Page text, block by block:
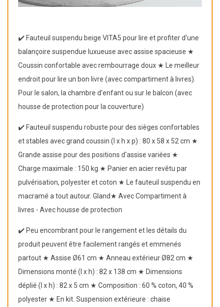
✔️ Fauteuil suspendu beige VITA5 pour lire et profiter d'une
balançoire suspendue luxueuse avec assise spacieuse ★
Coussin confortable avec rembourrage doux ★ Le meilleur
endroit pour lire un bon livre (avec compartiment à livres).
Pour le salon, la chambre d'enfant ou sur le balcon (avec
housse de protection pour la couverture)
✔️ Fauteuil suspendu robuste pour des sièges confortables
et stables avec grand coussin (l x h x p) : 80 x 58 x 52 cm ★
Grande assise pour des positions d'assise variées ★
Charge maximale : 150 kg ★ Panier en acier revêtu par
pulvérisation, polyester et coton ★ Le fauteuil suspendu en
macramé a tout autour. Gland★ Avec Compartiment à
livres - Avec housse de protection
✔️ Peu encombrant pour le rangement et les détails du
produit peuvent être facilement rangés et emmenés
partout ★ Assise Ø61 cm ★ Anneau extérieur Ø82 cm ★
Dimensions monté (l x h) : 82 x 138 cm ★ Dimensions
déplié (l x h) : 82 x 5 cm ★ Composition : 60 % coton, 40 %
polyester ★ En kit. Suspension extérieure : chaise